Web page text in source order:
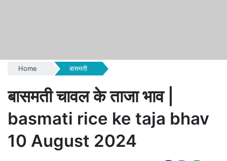
Home बासमती
बासमती चावल के ताजा भाव |
basmati rice ke taja bhav
10 August 2024